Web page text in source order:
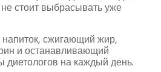
стоит выбрасывать уже
сжигающий жир,
и останавливающий
диетологов на каждый день.